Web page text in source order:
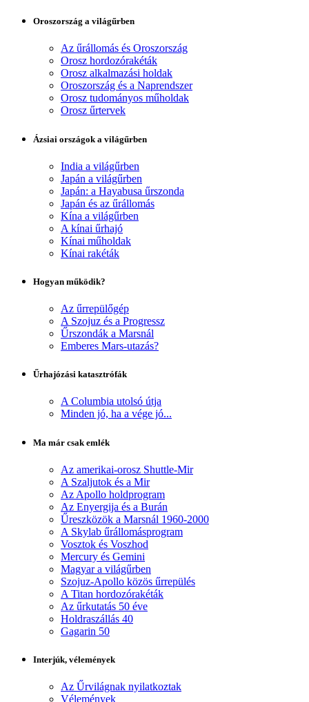
Oroszország a világűrben
Az űrállomás és Oroszország
Orosz hordozórakéták
Orosz alkalmazási holdak
Oroszország és a Naprendszer
Orosz tudományos műholdak
Orosz űrtervek
Ázsiai országok a világűrben
India a világűrben
Japán a világűrben
Japán: a Hayabusa űrszonda
Japán és az űrállomás
Kína a világűrben
A kínai űrhajó
Kínai műholdak
Kínai rakéták
Hogyan működik?
Az űrrepülőgép
A Szojuz és a Progressz
Űrszondák a Marsnál
Emberes Mars-utazás?
Űrhajózási katasztrófák
A Columbia utolsó útja
Minden jó, ha a vége jó...
Ma már csak emlék
Az amerikai-orosz Shuttle-Mir
A Szaljutok és a Mir
Az Apollo holdprogram
Az Enyergija és a Burán
Űreszközök a Marsnál 1960-2000
A Skylab űrállomásprogram
Vosztok és Voszhod
Mercury és Gemini
Magyar a világűrben
Szojuz-Apollo közös űrrepülés
A Titan hordozórakéták
Az űrkutatás 50 éve
Holdraszállás 40
Gagarin 50
Interjúk, vélemények
Az Űrvilágnak nyilatkoztak
Vélemények